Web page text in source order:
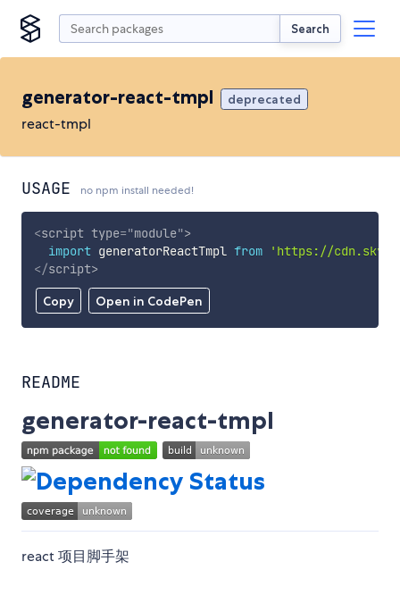
Search
generator-react-tmpl deprecated
react-tmpl
USAGE no npm install needed!
Copy Open in CodePen
<script type="module">
import generatorReactTmpl from
'https://
</script>
README
generator-react-tmpl
react 项目脚手架